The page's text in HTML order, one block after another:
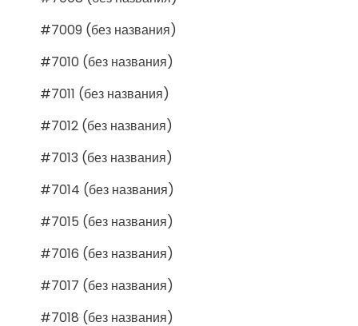
#7009 (без названия)
#7010 (без названия)
#7011 (без названия)
#7012 (без названия)
#7013 (без названия)
#7014 (без названия)
#7015 (без названия)
#7016 (без названия)
#7017 (без названия)
#7018 (без названия)